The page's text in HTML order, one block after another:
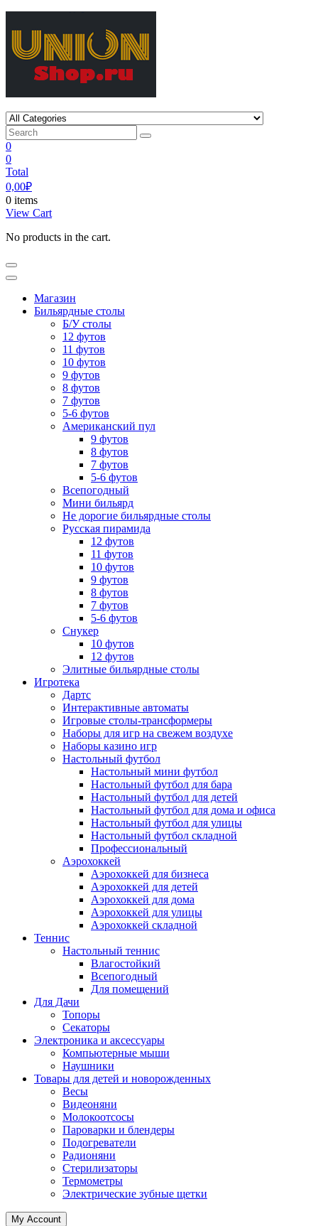
to
0
0
Total
0,00₽
0 items
View Cart
No products in the cart.
Магазин
Бильярдные столы
Б/У столы
12 футов
11 футов
10 футов
9 футов
8 футов
7 футов
5-6 футов
Американский пул
9 футов
8 футов
7 футов
5-6 футов
Всепогодный
Мини бильярд
Не дорогие бильярдные столы
Русская пирамида
12 футов
11 футов
10 футов
9 футов
8 футов
7 футов
5-6 футов
Снукер
10 футов
12 футов
Элитные бильярдные столы
Игротека
Дартс
Интерактивные автоматы
Игровые столы-трансформеры
Наборы для игр на свежем воздухе
Наборы казино игр
Настольный футбол
Настольный мини футбол
Настольный футбол для бара
Настольный футбол для детей
Настольный футбол для дома и офиса
Настольный футбол для улицы
Настольный футбол складной
Профессиональный
Аэрохоккей
Аэрохоккей для бизнеса
Аэрохоккей для детей
Аэрохоккей для дома
Аэрохоккей для улицы
Аэрохоккей складной
Теннис
Настольный теннис
Влагостойкий
Всепогодный
Для помещений
Для Дачи
Топоры
Секаторы
Электроника и аксессуары
Компьютерные мыши
Наушники
Товары для детей и новорожденных
Весы
Видеоняни
Молокоотсосы
Пароварки и блендеры
Подогреватели
Радионяни
Стерилизаторы
Термометры
Электрические зубные щетки
My Account